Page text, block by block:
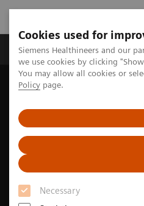
Cookies used for
Siemens Healthineers and our
we use cookies by clicking
You may allow all cookies or
Policy page.
Necessary
Productos y servicios
Siemens Healthineers Latinoamérica
NAEOTOM Alpha®